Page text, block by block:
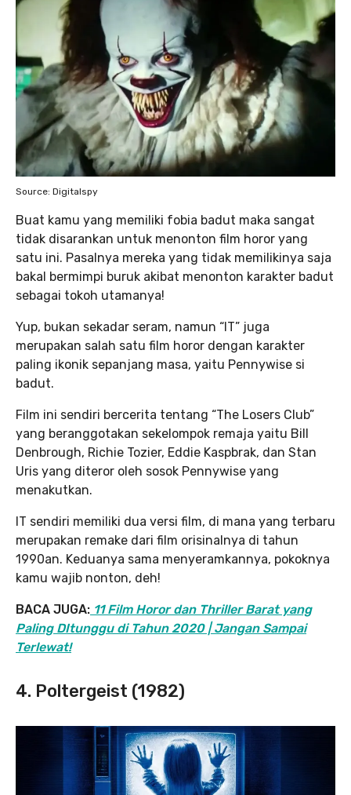
Source: Digitalspy
Buat kamu yang memiliki fobia badut maka sangat
tidak disarankan untuk menonton film horor yang
satu ini. Pasalnya mereka yang tidak memilikinya saja
bakal bermimpi buruk akibat menonton karakter badut
sebagai tokoh utamanya!
Yup, bukan sekadar seram, namun “IT” juga
merupakan salah satu film horor dengan karakter
paling ikonik sepanjang masa, yaitu Pennywise si
badut.
Film ini sendiri bercerita tentang “The Losers Club”
yang beranggotakan sekelompok remaja yaitu Bill
Denbrough, Richie Tozier, Eddie Kaspbrak, dan Stan
Uris yang diteror oleh sosok Pennywise yang
menakutkan.
IT sendiri memiliki dua versi film, di mana yang terbaru
merupakan remake dari film orisinalnya di tahun
1990an. Keduanya sama menyeramkannya, pokoknya
kamu wajib nonton, deh!
BACA JUGA: 11 Film Horor dan Thriller Barat yang
Paling DItunggu di Tahun 2020 | Jangan Sampai
Terlewat!
4. Poltergeist (1982)